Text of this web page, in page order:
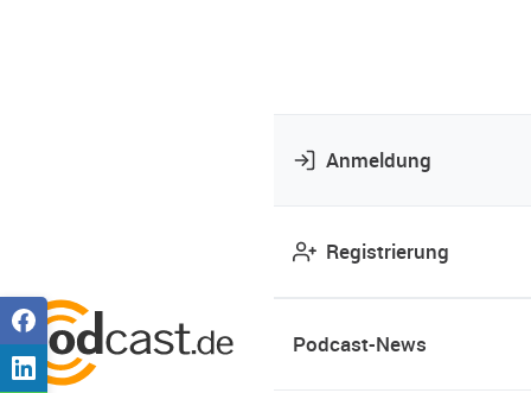
Anmeldung
Registrierung
Podcast-News